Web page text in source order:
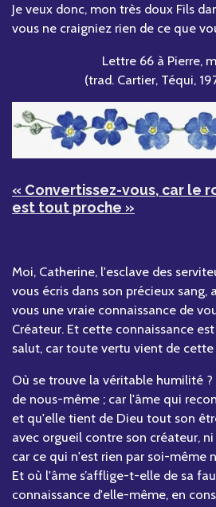
Je veux donc, mon très doux Fils
vous ne craigniez rien de ce que
Lettre 66 à Pierre,
(trad. Cartier, Téqui,
« Convertissez-vous, car le
est tout proche »
Moi, Catherine, l'esclave des
vous écris dans son précieux sang,
vous une vraie connaissance de
Créateur. Et cette connaissance
salut, car toute vertu vient de
Où se trouve la véritable humilité
de nous-même ; car l'âme qui
et qu'elle tient de Dieu tout son
avec orgueil contre son créateur,
car ce qui n'est rien par soi-même
Et où l'âme s’afflige-t-elle de sa
connaissance d'elle-même, en